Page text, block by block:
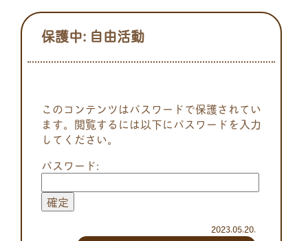
保護中: 自由活動
このコンテンツはパスワードで保護されてい
ます。閲覧するには以下にパスワードを入力
してください。
パスワード:
2023.05.20.